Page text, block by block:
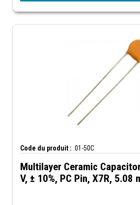
Code du produit : .01-50C
Multilayer Ceramic
V, ± 10%, PC Pin, X7R, 5.08